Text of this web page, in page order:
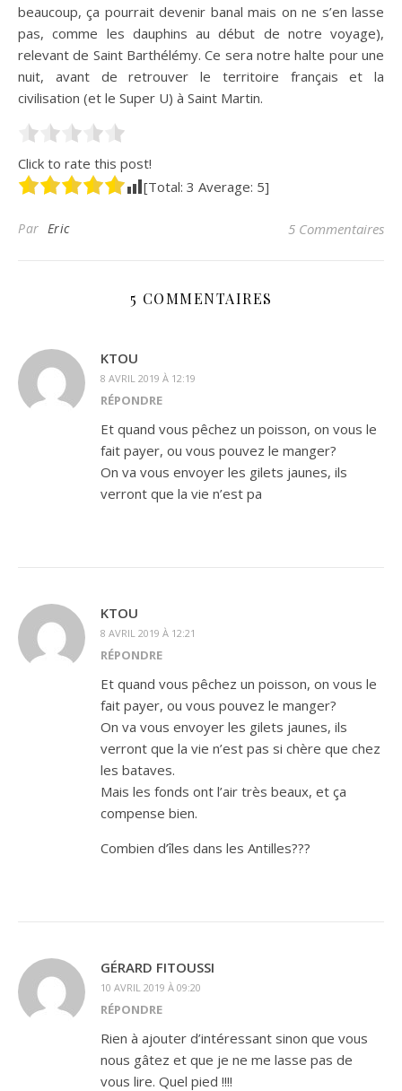
beaucoup, ça pourrait devenir banal mais on ne s’en lasse
pas, comme les dauphins au début de notre voyage),
relevant de Saint Barthélémy. Ce sera notre halte pour une
nuit, avant de retrouver le territoire français et la
civilisation (et le Super U) à Saint Martin.
Click to rate this post!
[Total: 3 Average: 5]
Par Eric 5 Commentaires
5 COMMENTAIRES
KTOU
8 AVRIL 2019 À 12:19
RÉPONDRE
Et quand vous pêchez un poisson, on vous le
fait payer, ou vous pouvez le manger?
On va vous envoyer les gilets jaunes, ils
verront que la vie n’est pa
KTOU
8 AVRIL 2019 À 12:21
RÉPONDRE
Et quand vous pêchez un poisson, on vous le
fait payer, ou vous pouvez le manger?
On va vous envoyer les gilets jaunes, ils
verront que la vie n’est pas si chère que chez
les bataves.
Mais les fonds ont l’air très beaux, et ça
compense bien.
Combien d’îles dans les Antilles???
GÉRARD FITOUSSI
10 AVRIL 2019 À 09:20
RÉPONDRE
Rien à ajouter d’intéressant sinon que vous
nous gâtez et que je ne me lasse pas de
vous lire. Quel pied !!!!